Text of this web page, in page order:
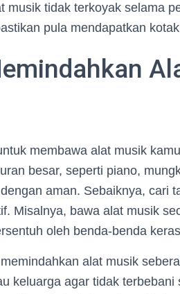
musik tidak terkoyak selama
pula mendapatkan
membawa alat musik
besar, seperti piano,
aman. Sebaiknya, cari
Misalnya, bawa alat musik
oleh benda-benda
alat musik
keluarga agar tidak